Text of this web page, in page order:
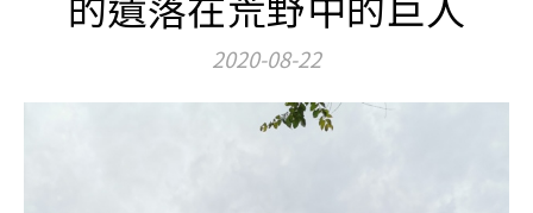
2020-08-22